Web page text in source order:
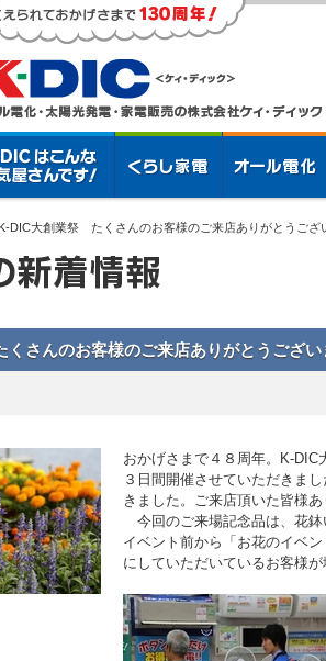
DIC大創業祭 たくさんのお客様のご来店ありがとうござ
さんのお客様のご来店ありがとうござい
おかげさまで４８周年。K-
３日間開催させていただきま
きました。ご来店頂いた皆様あ
今回のご来場記念品は、花鉢
イベント前から「お花のイベ
にしていただいているお客様